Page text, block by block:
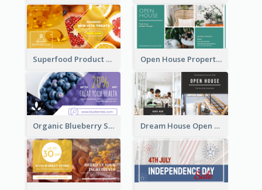
Superfood Product Discount Facebook Ad Open House Property Invitation Facebook Ad
Organic Blueberry Sales Facebook Ad Dream House Open House Facebook Ad